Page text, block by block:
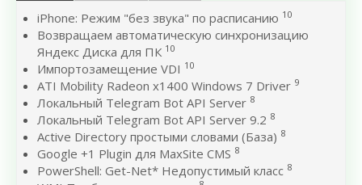
iPhone: Режим "без звука" по расписанию 10
Возвращаем автоматическую синхронизацию
Яндекс Диска для ПК 10
Импортозамещение VDI 10
ATI Mobility Radeon x1400 Windows 7 Driver 9
Локальный Telegram Bot API Server 8
Локальный Telegram Bot API Server 9.2 8
Active Directory простыми словами (База) 8
Google +1 Plugin для MaxSite CMS 8
PowerShell: Get-Net* Недопустимый класс 8